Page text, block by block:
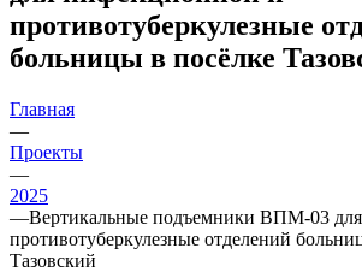
противотуберкулезные
больницы в посёлке
Главная
—
Проекты
—
2025
—Вертикальные подъемники ВПМ-03
противотуберкулезные отделений
Тазовский